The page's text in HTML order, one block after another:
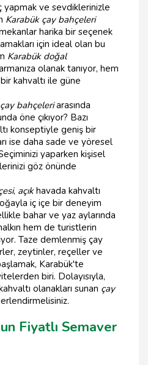
yapmak ve sevdiklerinizle
Karabük çay bahçeleri
harika bir seçenek
için ideal olan bu
Karabük doğal
olanak tanıyor, hem
kahvaltı ile güne
bahçeleriarasında
öne çıkıyor? Bazı
konseptiyle geniş bir
ise daha sade ve yöresel
yaparken kişisel
göz önünde
, açıkhavada kahvaltı
iç içe bir deneyim
bahar ve yaz aylarında
hem de turistlerin
Taze demlenmiş çay
zeytinler, reçeller ve
Karabük'te
biri. Dolayısıyla,
olanakları sunan çay
Fiyatlı Semaver